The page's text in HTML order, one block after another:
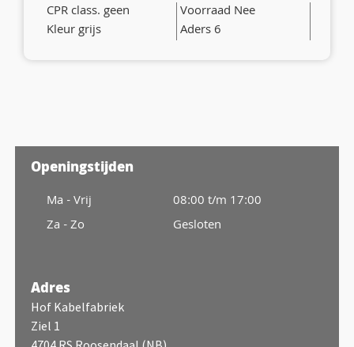
CPR class. geen
Voorraad Nee
Kleur grijs
Aders 6
Openingstijden
Ma - Vrij
Za - Zo
08:00 t/m 17:00
Gesloten
Adres
Hof Kabelfabriek
Ziel 1